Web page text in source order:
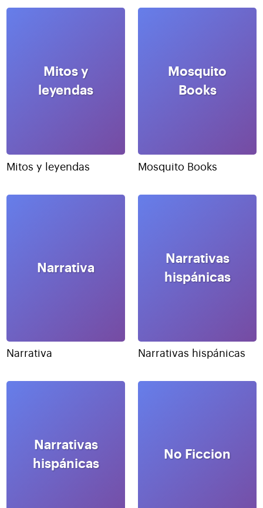
Mitos y
leyendas
Mitos y leyendas
Mosquito
Books
Mosquito Books
Narrativa
Narrativa
Narrativas
hispánicas
Narrativas hispánicas
Narrativas
hispánicas
No Ficcion